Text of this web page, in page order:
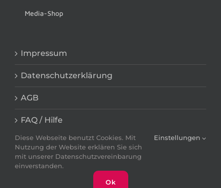
Media-Shop
Impressum
Datenschutzerklärung
AGB
FAQ / Hilfe
Diese Webseite benutzt Cookies. Mit
Nutzung der Website erklären Sie sich
mit unserer Datenschutzvereinbarung
einverstanden.
Einstellungen
Ok